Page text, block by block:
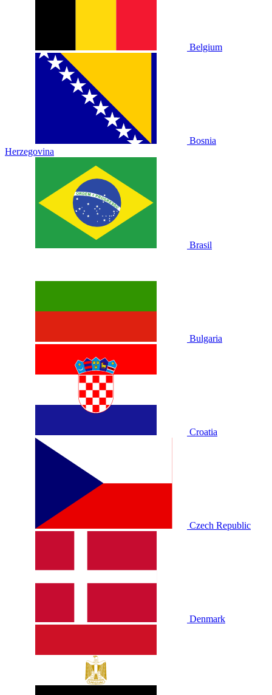
Belgium
Bosnia
Herzegovina
Brasil
Bulgaria
Croatia
Czech Republic
Denmark